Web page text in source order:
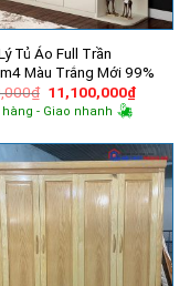
Tủ Áo Full Trần
Màu Trắng Mới 99%
₫ Giá
gốc
là:
11,100,000₫Giá
hiện
hàng - Giao nhanh